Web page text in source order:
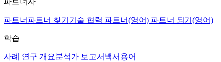
파트너사
파트너 파트너 찾기 기술 협력 파트너(영어) 파트너 되기(영어)
학습
사례 연구 개요분석가 보고서 백서 용어